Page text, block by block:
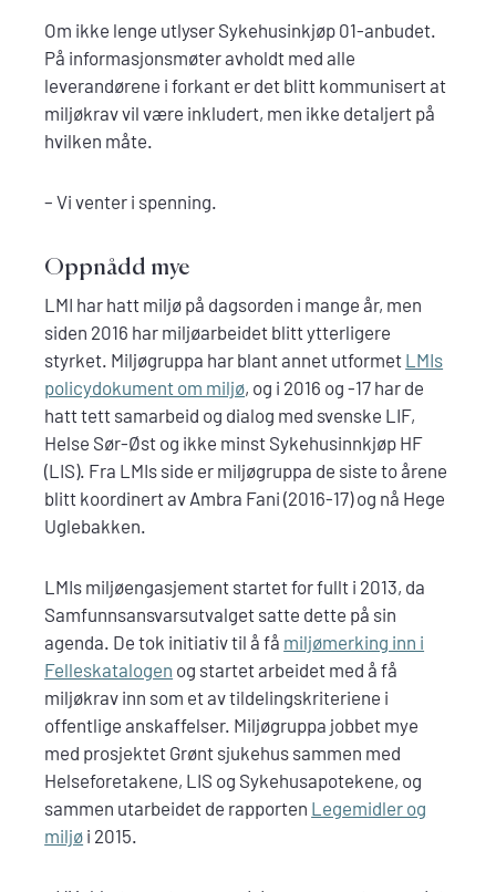
Om ikke lenge utlyser Sykehusinkjøp 01-anbudet.
På informasjonsmøter avholdt med alle
leverandørene i forkant er det blitt kommunisert at
miljøkrav vil være inkludert, men ikke detaljert på
hvilken måte.
– Vi venter i spenning.
Oppnådd mye
LMI har hatt miljø på dagsorden i mange år, men
siden 2016 har miljøarbeidet blitt ytterligere
styrket. Miljøgruppa har blant annet utformet LMIs
policydokument om miljø, og i 2016 og -17 har de
hatt tett samarbeid og dialog med svenske LIF,
Helse Sør-Øst og ikke minst Sykehusinnkjøp HF
(LIS). Fra LMIs side er miljøgruppa de siste to årene
blitt koordinert av Ambra Fani (2016-17) og nå Hege
Uglebakken.
LMIs miljøengasjement startet for fullt i 2013, da
Samfunnsansvarsutvalget satte dette på sin
agenda. De tok initiativ til å få miljømerking inn i
Felleskatalogen og startet arbeidet med å få
miljøkrav inn som et av tildelingskriteriene i
offentlige anskaffelser. Miljøgruppa jobbet mye
med prosjektet Grønt sjukehus sammen med
Helseforetakene, LIS og Sykehusapotekene, og
sammen utarbeidet de rapporten Legemidler og
miljø i 2015.